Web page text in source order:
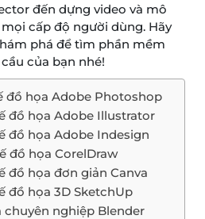
đến dựng video và mô
cấp độ người dùng. Hãy
phá để tìm phần mềm
của bạn nhé!
đồ họa Adobe Photoshop
đồ họa Adobe Illustrator
đồ họa Adobe Indesign
đồ họa CorelDraw
đồ họa đơn giản Canva
đồ họa 3D SketchUp
nghiệp Blender